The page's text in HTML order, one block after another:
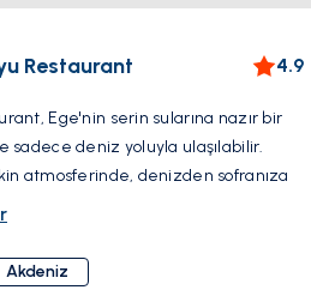
Restaurant 4.9
Ege'nin serin sularına nazır bir
sadece deniz yoluyla ulaşılabilir.
atmosferinde, denizden sofranıza
sunuyor. Kahvaltı için özel
göz alıcı deniz manzarasıyla sizi
Akdeniz